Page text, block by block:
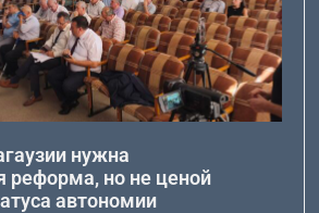
нужна
реформа, но не ценой
автономии